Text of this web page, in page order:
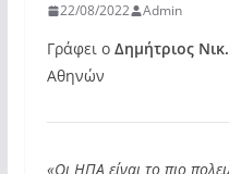
22/08/2022 Admin
Γράφει ο Δημήτριος
Αθηνών
«Οι ΗΠΑ είναι το πιο